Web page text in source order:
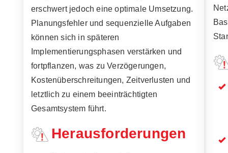
erschwert jedoch eine optimale Umsetzung.
Planungsfehler und sequenzielle Aufgaben
können sich in späteren
Implementierungsphasen verstärken und
fortpflanzen, was zu Verzögerungen,
Kostenüberschreitungen, Zeitverlusten und
letztlich zu einem beeinträchtigten
Gesamtsystem führt.
Herausforderungen